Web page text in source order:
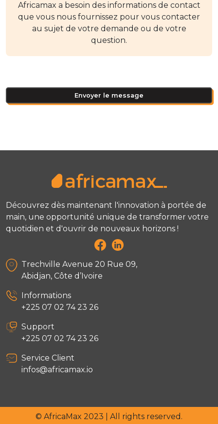
Africamax a besoin des informations de contact
que vous nous fournissez pour vous contacter
au sujet de votre demande ou de votre
question.
Envoyer le message
Découvrez dès maintenant l'innovation à portée de
main, une opportunité unique de transformer votre
quotidien et d'ouvrir de nouveaux horizons !
Trechville Avenue 20 Rue 09,
Abidjan, Côte d’Ivoire
Informations
+225 07 02 74 23 26
Support
+225 07 02 74 23 26
Service Client
infos@africamax.io
© AfricaMax 2023 | All rights reserved.